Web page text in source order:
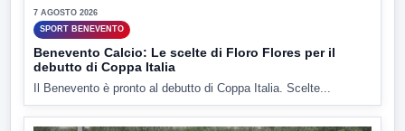
7 AGOSTO 2026
SPORT BENEVENTO
Benevento Calcio: Le scelte di Floro Flores per il
debutto di Coppa Italia
Il Benevento è pronto al debutto di Coppa Italia. Scelte...